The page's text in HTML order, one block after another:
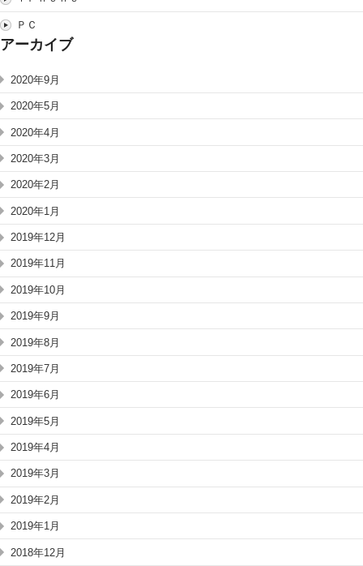
ＰＣ
アーカイブ
2020年9月
2020年5月
2020年4月
2020年3月
2020年2月
2020年1月
2019年12月
2019年11月
2019年10月
2019年9月
2019年8月
2019年7月
2019年6月
2019年5月
2019年4月
2019年3月
2019年2月
2019年1月
2018年12月